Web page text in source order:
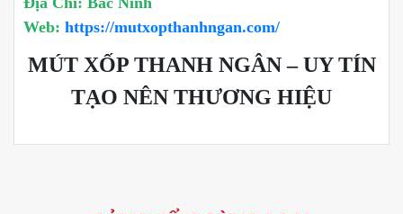
Web: https://mutxopthanhngan.com/
MÚT XỐP THANH NGÂN – UY TÍN
TẠO NÊN THƯƠNG HIỆU